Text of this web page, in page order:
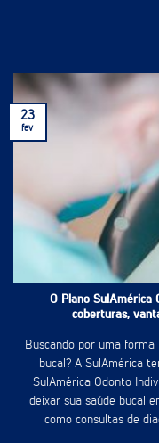
O Plano SulAmérica
coberturas,
Buscando por uma
bucal? A SulAmérica
SulAmérica Odonto
deixar sua saúde bucal
como consultas de
23
fev